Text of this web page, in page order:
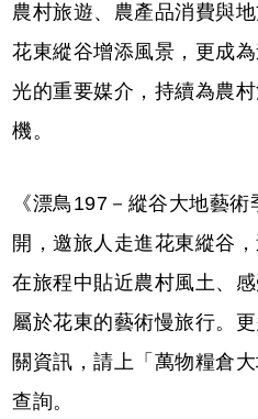
農村旅遊、農產品消費與
花東縱谷增添風景，更成
光的重要媒介，持續為農
機。
《漂鳥197－縱谷大地藝
開，邀旅人走進花東縱谷
在旅程中貼近農村風土、
屬於花東的藝術慢旅行。
關資訊，請上「萬物糧倉
查詢。